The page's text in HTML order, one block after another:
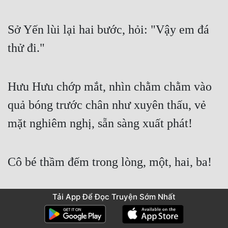
Sở Yến lùi lại hai bước, hỏi: "Vậy em đá
thử đi."
Hưu Hưu chớp mắt, nhìn chằm chằm vào
quả bóng trước chân như xuyên thấu, vẻ
mặt nghiêm nghị, sẵn sàng xuất phát!
Cô bé thầm đếm trong lòng, một, hai, ba!
Hưu Hưu sắp đá rồi!
Tải App Để Đọc Truyện Sớm Nhất